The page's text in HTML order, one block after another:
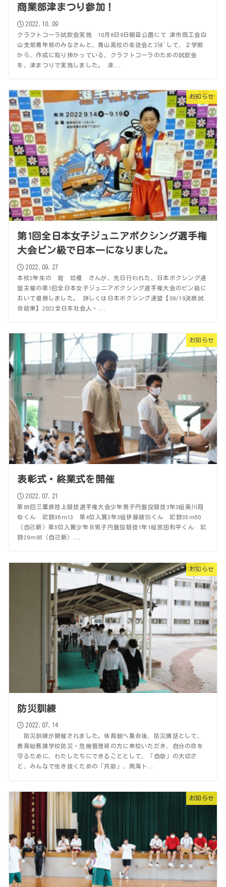
商業部津まつり参加！
2022.10.09
クラフトコーラ試飲会実施 10月8日9日観音公園にて 津市商工会白
山支部青年部のみなさんと、青山高校の生徒会とｺﾗﾎﾞして、２学期
から、作成に取り掛かっている、クラフトコーラのための試飲会
を、津まつりで実施しました。 津...
お知らせ
第1回全日本女子ジュニアボクシング選手権
大会ピン級で日本一になりました。
2022.09.27
本校2年生の 堀 琉榎 さんが、先日行われた、日本ボクシング連
盟主催の第1回全日本女子ジュニアボクシング選手権大会のピン級に
おいて優勝しました。 詳しくは日本ボクシング連盟【09/19決勝試
合結果】2022全日本社会人・...
お知らせ
表彰式・終業式を開催
2022.07.21
第85回三重県陸上競技選手権大会少年男子円盤投競技3年3組奥川翔
也くん 記録36ｍ13 第4位入賞3年3組伊藤綾弥くん 記録35ｍ50
（自己新）第5位入賞少年Ｂ男子円盤投競技1年1組宮田和平くん 記
録29ｍ85（自己新）...
お知らせ
防災訓練
2022.07.14
防災訓練が開催されました。体育館へ集合後、防災講話として、
教育総務課学校防災・危機管理班の方に来校いただき、自分の命を
守るために、わたしたちにできることとして、「自助」の大切さ
と、みんなで生き抜くための「共助」、南海ト...
お知らせ